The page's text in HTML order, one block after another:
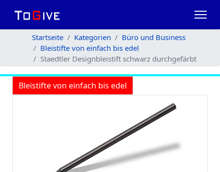
Startseite Kategorien
Büro und Business
Bleistifte von einfach bis edel
Staedtler Designbleistift schwarz durchgefärbt
Bleistifte von einfach bis edel